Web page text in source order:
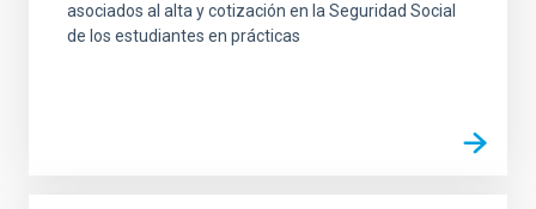
asociados al alta y cotización en la Seguridad Social
de los estudiantes en prácticas